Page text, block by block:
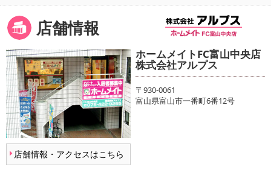
店舗情報
店舗情報・アクセスはこちら
ホームメイトFC富山中央店
株式会社アルプス
〒930-0061
富山県富山市一番町6番12号